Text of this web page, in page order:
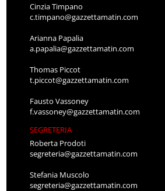
Cinzia Timpano
c.timpano@gazzettamatin.com
Arianna Papalia
a.papalia@gazzettamatin.com
Thomas Piccot
t.piccot@gazzettamatin.com
Fausto Vassoney
f.vassoney@gazzettamatin.com
SEGRETERIA
Roberta Prodoti
segreteria@gazzettamatin.com
Stefania Muscolo
segreteria@gazzettamatin.com